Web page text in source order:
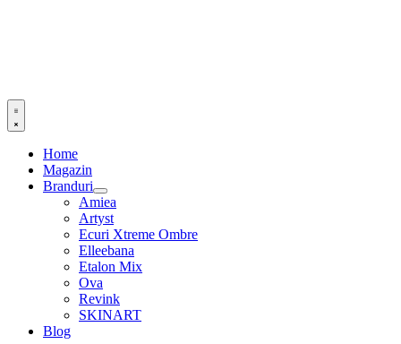
Home
Magazin
Branduri
Amiea
Artyst
Ecuri Xtreme Ombre
Elleebana
Etalon Mix
Ova
Revink
SKINART
Blog